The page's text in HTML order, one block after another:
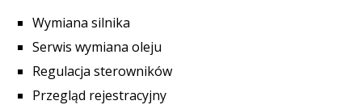
Wymiana silnika
Serwis wymiana oleju
Regulacja sterowników
Przegląd rejestracyjny